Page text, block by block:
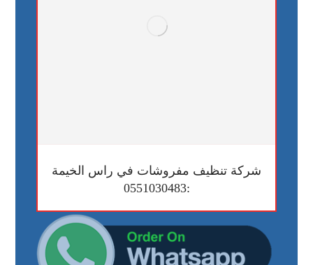
شركة تنظيف مفروشات في راس الخيمة
:0551030483